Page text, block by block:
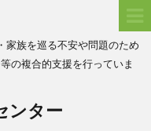
族を巡る不安や問題のため
の複合的支援を行っていま
ンター